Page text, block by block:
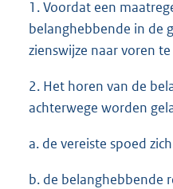
1. Voordat een
belanghebbende in de
zienswijze naar voren
2. Het horen van de
achterwege worden
a. de vereiste spoed
b. de belanghebbende